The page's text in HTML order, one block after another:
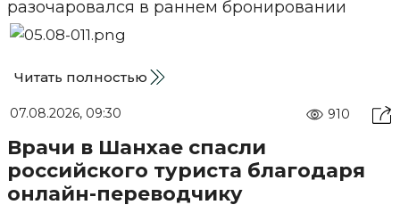
Читать полностью
07.08.2026, 09:30 910
Врачи в Шанхае спасли
российского туриста благодаря
онлайн-переводчику